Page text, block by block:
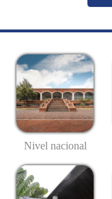
Nivel nacional